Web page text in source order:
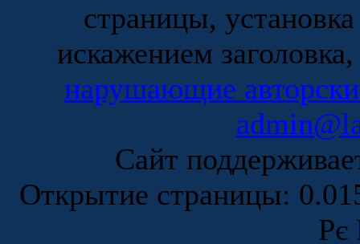
страницы,
искажением
нарушающие
Сайт
Открытие страницы:
Рє